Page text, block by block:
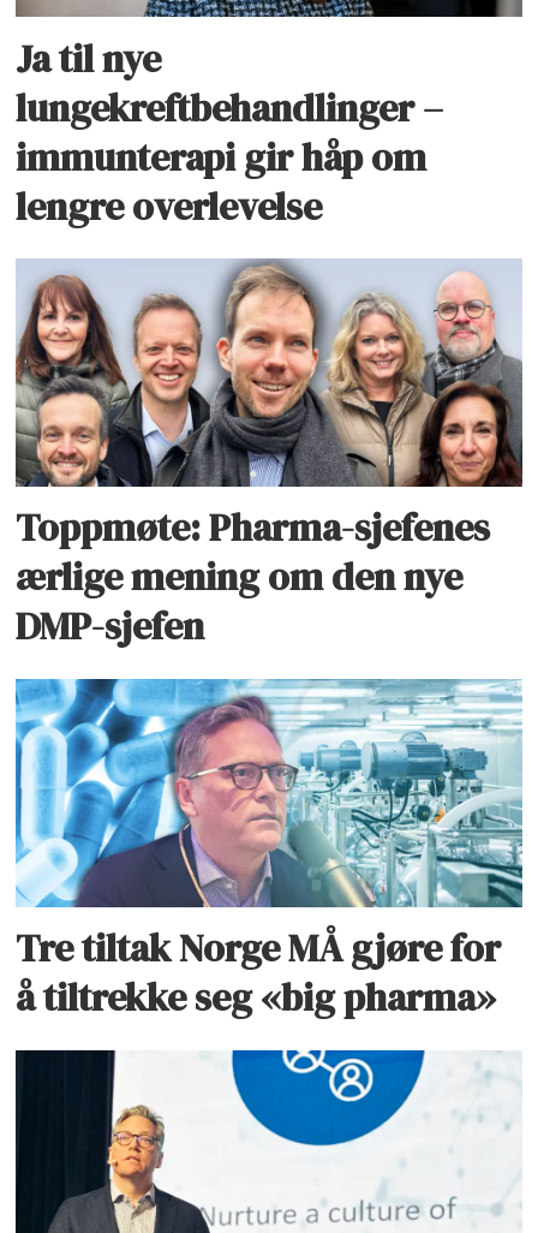
Ja til nye
lungekreftbehandlinger –
immunterapi gir håp om
lengre overlevelse
Toppmøte: Pharma-sjefenes
ærlige mening om den nye
DMP-sjefen
Tre tiltak Norge MÅ gjøre for
å tiltrekke seg «big pharma»